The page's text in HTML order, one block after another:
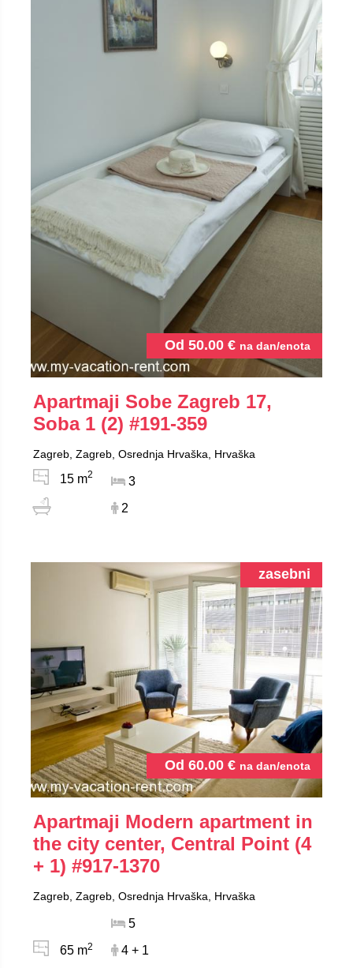
Od 50.00 € na dan/enota
Apartmaji Sobe Zagreb 17,
Soba 1 (2) #191-359
Zagreb, Zagreb, Osrednja Hrvaška, Hrvaška
15 m2
3
2
Od 60.00 € na dan/enota
zasebni
Apartmaji Modern apartment in
the city center, Central Point (4
+ 1) #917-1370
Zagreb, Zagreb, Osrednja Hrvaška, Hrvaška
65 m2
5
4 + 1